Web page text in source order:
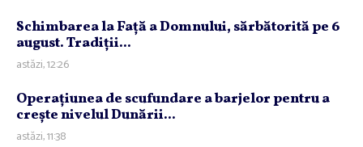
Schimbarea la Faţă a Domnului, sărbătorită pe 6
august. Tradiţii...
astăzi, 12:26
Operaţiunea de scufundare a barjelor pentru a
creşte nivelul Dunării...
astăzi, 11:38